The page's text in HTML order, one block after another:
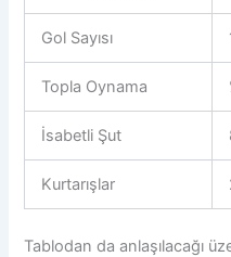
Gol Sayısı
Topla Oynama
İsabetli Şut
Kurtarışlar
Tablodan da anlaşılacağı